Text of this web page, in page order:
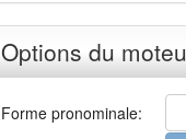
Options du
Forme pronominale: